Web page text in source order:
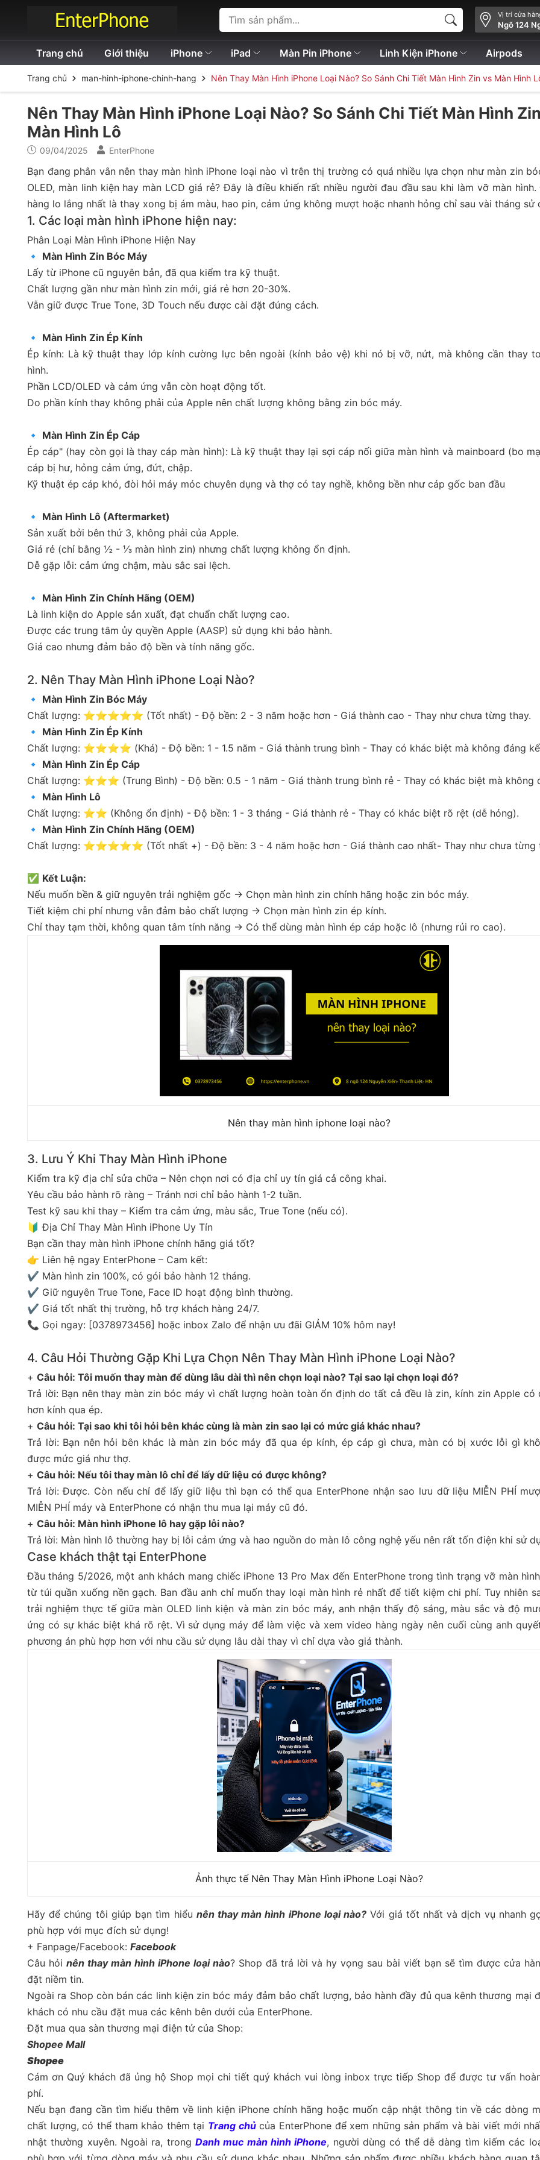
Vị trí cửa
Ngõ 124
Trang chủ Giới thiệu iPhone iPad Màn Pin iPhone Linh Kiện iPhone Airpods
Trang chủ man-hinh-iphone-chinh-hang Nên Thay Màn Hình iPhone Loại Nào? So Sánh Chi Tiết Màn Hình Zin vs Màn Hình
Nên Thay Màn Hình iPhone Loại Nào? So Sánh Chi Tiết Màn Hình
Màn Hình Lô
09/04/2025 EnterPhone
Bạn đang phân vân nên thay màn hình iPhone loại nào vì trên thị trường có quá nhiều lựa chọn như màn zin
OLED, màn linh kiện hay màn LCD giá rẻ? Đây là điều khiến rất nhiều người đau đầu sau khi làm vỡ màn
hàng lo lắng nhất là thay xong bị ám màu, hao pin, cảm ứng không mượt hoặc nhanh hỏng chỉ sau vài tháng sử
1. Các loại màn hình iPhone hiện nay:
Phân Loại Màn Hình iPhone Hiện Nay
🔹 Màn Hình Zin Bóc Máy
Lấy từ iPhone cũ nguyên bản, đã qua kiểm tra kỹ thuật.
Chất lượng gần như màn hình zin mới, giá rẻ hơn 20-30%.
Vẫn giữ được True Tone, 3D Touch nếu được cài đặt đúng cách.
🔹 Màn Hình Zin Ép Kính
Ép kính: Là kỹ thuật thay lớp kính cường lực bên ngoài (kính bảo vệ) khi nó bị vỡ, nứt, mà không cần thay
hình.
Phần LCD/OLED và cảm ứng vẫn còn hoạt động tốt.
Do phần kính thay không phải của Apple nên chất lượng không bằng zin bóc máy.
🔹 Màn Hình Zin Ép Cáp
Ép cáp" (hay còn gọi là thay cáp màn hình): Là kỹ thuật thay lại sợi cáp nối giữa màn hình và mainboard (bo
cáp bị hư, hỏng cảm ứng, đứt, chập.
Kỹ thuật ép cáp khó, đòi hỏi máy móc chuyên dụng và thợ có tay nghề, không bền như cáp gốc ban đầu
🔹 Màn Hình Lô (Aftermarket)
Sản xuất bởi bên thứ 3, không phải của Apple.
Giá rẻ (chỉ bằng ½ - ⅓ màn hình zin) nhưng chất lượng không ổn định.
Dễ gặp lỗi: cảm ứng chậm, màu sắc sai lệch.
🔹 Màn Hình Zin Chính Hãng (OEM)
Là linh kiện do Apple sản xuất, đạt chuẩn chất lượng cao.
Được các trung tâm ủy quyền Apple (AASP) sử dụng khi bảo hành.
Giá cao nhưng đảm bảo độ bền và tính năng gốc.
2. Nên Thay Màn Hình iPhone Loại Nào?
🔹 Màn Hình Zin Bóc Máy
Chất lượng: ⭐⭐⭐⭐⭐ (Tốt nhất) - Độ bền: 2 - 3 năm hoặc hơn - Giá thành cao - Thay như chưa từng thay.
🔹 Màn Hình Zin Ép Kính
Chất lượng: ⭐⭐⭐⭐ (Khá) - Độ bền: 1 - 1.5 năm - Giá thành trung bình - Thay có khác biệt mà không đáng
🔹 Màn Hình Zin Ép Cáp
Chất lượng: ⭐⭐⭐ (Trung Bình) - Độ bền: 0.5 - 1 năm - Giá thành trung bình rẻ - Thay có khác biệt mà không
🔹 Màn Hình Lô
Chất lượng: ⭐⭐ (Không ổn định) - Độ bền: 1 - 3 tháng - Giá thành rẻ - Thay có khác biệt rõ rệt (dễ hỏng).
🔹 Màn Hình Zin Chính Hãng (OEM)
Chất lượng: ⭐⭐⭐⭐⭐ (Tốt nhất +) - Độ bền: 3 - 4 năm hoặc hơn - Giá thành cao nhất- Thay như chưa từng
✅ Kết Luận:
Nếu muốn bền & giữ nguyên trải nghiệm gốc → Chọn màn hình zin chính hãng hoặc zin bóc máy.
Tiết kiệm chi phí nhưng vẫn đảm bảo chất lượng → Chọn màn hình zin ép kính.
Chỉ thay tạm thời, không quan tâm tính năng → Có thể dùng màn hình ép cáp hoặc lô (nhưng rủi ro cao).
Nên thay màn hình iphone loại nào?
3. Lưu Ý Khi Thay Màn Hình iPhone
Kiểm tra kỹ địa chỉ sửa chữa – Nên chọn nơi có địa chỉ uy tín giá cả công khai.
Yêu cầu bảo hành rõ ràng – Tránh nơi chỉ bảo hành 1-2 tuần.
Test kỹ sau khi thay – Kiểm tra cảm ứng, màu sắc, True Tone (nếu có).
🔰 Địa Chỉ Thay Màn Hình iPhone Uy Tín
Bạn cần thay màn hình iPhone chính hãng giá tốt?
👉 Liên hệ ngay EnterPhone – Cam kết:
✔️ Màn hình zin 100%, có gói bảo hành 12 tháng.
✔️ Giữ nguyên True Tone, Face ID hoạt động bình thường.
✔️ Giá tốt nhất thị trường, hỗ trợ khách hàng 24/7.
📞 Gọi ngay: [0378973456] hoặc inbox Zalo để nhận ưu đãi GIẢM 10% hôm nay!
4. Câu Hỏi Thường Gặp Khi Lựa Chọn Nên Thay Màn Hình iPhone Loại Nào?
+ Câu hỏi: Tôi muốn thay màn để dùng lâu dài thì nên chọn loại nào? Tại sao lại chọn loại đó?
Trả lời: Bạn nên thay màn zin bóc máy vì chất lượng hoàn toàn ổn định do tất cả đều là zin, kính zin Apple có
hơn kính qua ép.
+ Câu hỏi: Tại sao khi tôi hỏi bên khác cùng là màn zin sao lại có mức giá khác nhau?
Trả lời: Bạn nên hỏi bên khác là màn zin bóc máy đã qua ép kính, ép cáp gì chưa, màn có bị xước lỗi gì
được mức giá như thợ.
+ Câu hỏi: Nếu tôi thay màn lô chỉ để lấy dữ liệu có được không?
Trả lời: Được. Còn nếu chỉ để lấy giữ liệu thì bạn có thể qua EnterPhone nhận sao lưu dữ liệu MIỄN PHÍ
MIỄN PHÍ máy và EnterPhone có nhận thu mua lại máy cũ đó.
+ Câu hỏi: Màn hình iPhone lô hay gặp lỗi nào?
Trả lời: Màn hình lô thường hay bị lỗi cảm ứng và hao nguồn do màn lô công nghệ yếu nên rất tốn điện khi sử
Case khách thật tại EnterPhone
Đầu tháng 5/2026, một anh khách mang chiếc iPhone 13 Pro Max đến EnterPhone trong tình trạng vỡ màn
từ túi quần xuống nền gạch. Ban đầu anh chỉ muốn thay loại màn hình rẻ nhất để tiết kiệm chi phí. Tuy nhiên
trải nghiệm thực tế giữa màn OLED linh kiện và màn zin bóc máy, anh nhận thấy độ sáng, màu sắc và độ
ứng có sự khác biệt khá rõ rệt. Vì sử dụng máy để làm việc và xem video hàng ngày nên cuối cùng anh
phương án phù hợp hơn với nhu cầu sử dụng lâu dài thay vì chỉ dựa vào giá thành.
Ảnh thực tế Nên Thay Màn Hình iPhone Loại Nào?
Hãy để chúng tôi giúp bạn tìm hiểu nên thay màn hình iPhone loại nào? Với giá tốt nhất và dịch vụ nhanh
phù hợp với mục đích sử dụng!
+ Fanpage/Facebook: Facebook
Câu hỏi nên thay màn hình iPhone loại nào? Shop đã trả lời và hy vọng sau bài viết bạn sẽ tìm được cửa
đặt niềm tin.
Ngoài ra Shop còn bán các linh kiện zin bóc máy đảm bảo chất lượng, bảo hành đầy đủ qua kênh thương mại
khách có nhu cầu đặt mua các kênh bên dưới của EnterPhone.
Đặt mua qua sàn thương mại điện tử của Shop:
Shopee Mall
Shopee
Cám ơn Quý khách đã ủng hộ Shop mọi chi tiết quý khách vui lòng inbox trực tiếp Shop để được tư vấn
phí.
Nếu bạn đang cần tìm hiểu thêm về linh kiện iPhone chính hãng hoặc muốn cập nhật thông tin về các dòng
chất lượng, có thể tham khảo thêm tại Trang chủcủa EnterPhone để xem những sản phẩm và bài viết mới
nhật thường xuyên. Ngoài ra, trongDanh muc màn hình iPhone, người dùng có thể dễ dàng tìm kiếm các